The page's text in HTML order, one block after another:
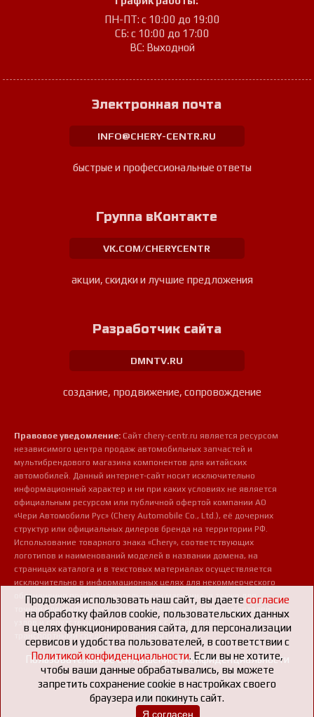
ПН-ПТ: с 10:00 до 19:00
СБ: с 10:00 до 17:00
ВС: Выходной
Электронная почта
INFO@CHERY-CENTR.RU
быстрые и профессиональные ответы
Группа вКонтакте
VK.COM/CHERYCENTR
акции, скидки и лучшие предложения
Разработчик сайта
DMNTV.RU
создание, продвижение, сопровождение
Правовое уведомление: Сайт chery-centr.ru является ресурсом
независимого центра продаж автомобильных запчастей и
мультибрендового магазина компонентов для китайских
автомобилей. Данный интернет-сайт носит исключительно
информационный характер и ни при каких условиях не является
официальным ресурсом или публичной офертой компании АО
«Чери Автомобили Рус» (Chery Automobile Co., Ltd.), её дочерних
структур или официальных дилеров бренда на территории РФ.
Использование товарного знака «Chery», соответствующих
логотипов и наименований моделей в названии домена, на
страницах каталога и в текстовых материалах осуществляется
исключительно в информационных целях для некоммерческого
обозначения профиля деятельности магазина, а также для
точной идентификации совместимости предлагаемых деталей,
узлов и сопутствующих аксессуаров с конкретными
транспортными средствами потребителей.
Пользовательское соглашение о конфиденциальности
Продолжая использовать наш сайт, вы даетесогласие
на обработку файлов cookie, пользовательских данных
в целях функционирования сайта, для персонализации
сервисов и удобства пользователей, в соответствии с
Политикой конфиденциальности. Если вы не хотите,
чтобы ваши данные обрабатывались, вы можете
запретить сохранение cookie в настройках своего
браузера или покинуть сайт.
Я согласен